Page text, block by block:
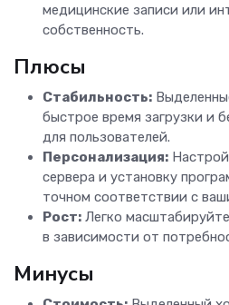
медицинские записи или
собственность.
Плюсы
Стабильность:
быстрое время загрузки и
для пользователей.
Персонализация:
сервера и установку
точном соответствии с
Рост: Легко
в зависимости от
Минусы